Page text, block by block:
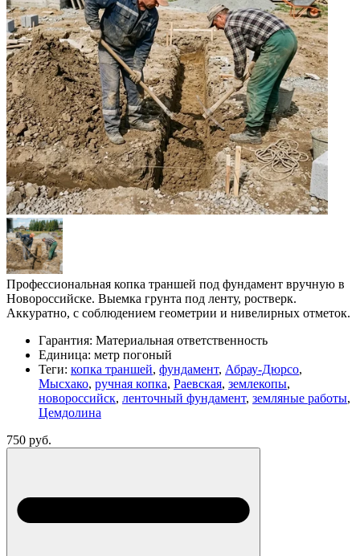
Профессиональная копка траншей под фундамент вручную в
Новороссийске. Выемка грунта под ленту, ростверк.
Аккуратно, с соблюдением геометрии и нивелирных отметок.
Гарантия: Материальная ответственность
Единица: метр погоный
Теги: копка траншей, фундамент, Абрау-Дюрсо,
Мысхако, ручная копка, Раевская, землекопы,
новороссийск, ленточный фундамент, земляные работы,
Цемдолина
750 руб.